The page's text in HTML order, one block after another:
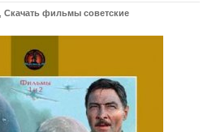
Скачать фильмы советские